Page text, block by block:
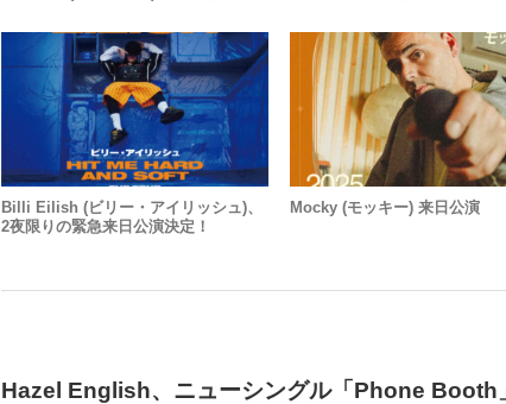
Billi Eilish (ビリー・アイリッシュ)、
2夜限りの緊急来日公演決定！
Mocky (モッキー) 来日公演
Hazel English、ニューシングル「Phone Booth